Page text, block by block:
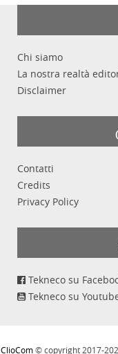
Chi siamo
La nostra realtà
Disclaimer
Contatti
Credits
Privacy Policy
Tekneco su
Tekneco su
ClioCom© copyright 2017-